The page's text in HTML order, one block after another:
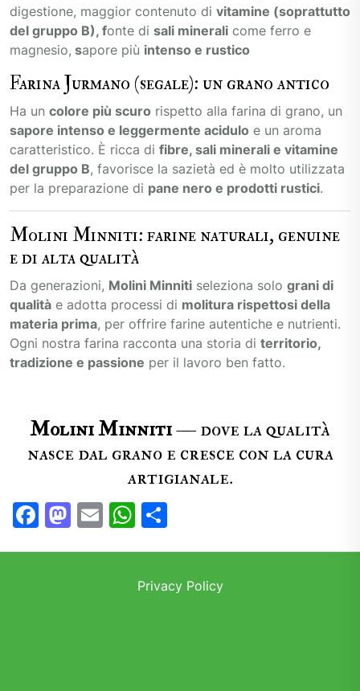
digestione, maggior contenuto di vitamine (soprattutto
del gruppo B), fonte di sali minerali come ferro e
magnesio, sapore più intenso e rustico
Farina Jurmano (segale): un grano antico
Ha un colore più scuro rispetto alla farina di grano, un
sapore intenso e leggermente acidulo e un aroma
caratteristico. È ricca di fibre, sali minerali e vitamine
del gruppo B, favorisce la sazietà ed è molto utilizzata
per la preparazione di pane nero e prodotti rustici.
Molini Minniti: farine naturali, genuine
e di alta qualità
Da generazioni, Molini Minniti seleziona solo grani di
qualità e adotta processi di molitura rispettosi della
materia prima, per offrire farine autentiche e nutrienti.
Ogni nostra farina racconta una storia di territorio,
tradizione e passione per il lavoro ben fatto.
Molini Minniti— dove la qualità
nasce dal grano e cresce con la cura
artigianale.
F
M E
W
s
di
Privacy Policy